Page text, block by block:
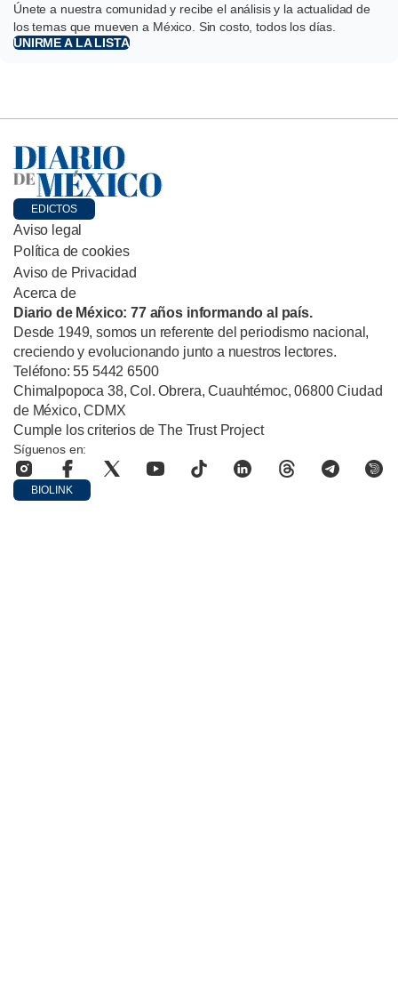
Únete a nuestra comunidad y recibe el análisis y la actualidad de
los temas que mueven a México. Sin costo, todos los días.
UNIRME A LA LISTA
EDICTOS
Aviso legal
Política de cookies
Aviso de Privacidad
Acerca de
Diario de México: 77 años informando al país.
Desde 1949, somos un referente del periodismo nacional,
creciendo y evolucionando junto a nuestros lectores.
Teléfono: 55 5442 6500
Chimalpopoca 38, Col. Obrera, Cuauhtémoc, 06800 Ciudad
de México, CDMX
Cumple los criterios de The Trust Project
Síguenos en:
BIOLINK